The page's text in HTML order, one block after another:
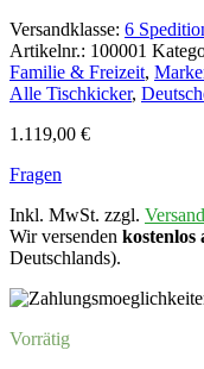
Versandklasse: 6
Artikelnr.: 100001
Familie & Freizeit,
Alle Tischkicker,
1.119,00 €
Fragen
Inkl. MwSt. zzgl.
Wir versenden kostenlos
Deutschlands).
Vorrätig